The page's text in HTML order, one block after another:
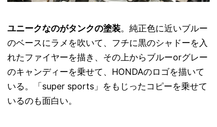
ユニークなのがタンクの塗装。純正色に近いブルー
のベースにラメを吹いて、フチに黒のシャドーを入
れたファイヤーを描き、その上からブルーorグレー
のキャンディーを乗せて、HONDAのロゴを描いて
いる。「super sports」をもじったコピーを乗せて
いるのも面白い。